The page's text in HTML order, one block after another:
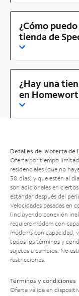
¿Cómo
tienda de
¿Hay una
en
Detalles de la oferta de
Oferta por tiempo
residenciales (que no
30 días) y que estén al
son adicionales en
estándar después del
Velocidades basadas en
(incluyendo conexión
requiere módem con
módems con capacidad,
todos los términos y
sujetos a cambios. No
restricciones.
Términos y condiciones
Oferta válida en